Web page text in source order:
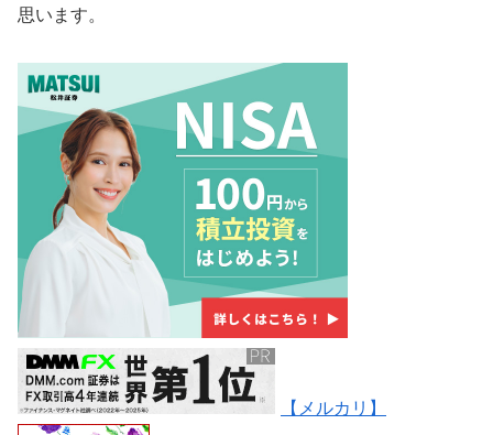
思います。
【メルカリ】